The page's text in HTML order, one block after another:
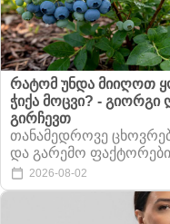
რატომ უნდა მიიღოთ
ჭიქა მოცვი? -
გირჩევთ
თანამედროვე
და გარემო
2026-08-02